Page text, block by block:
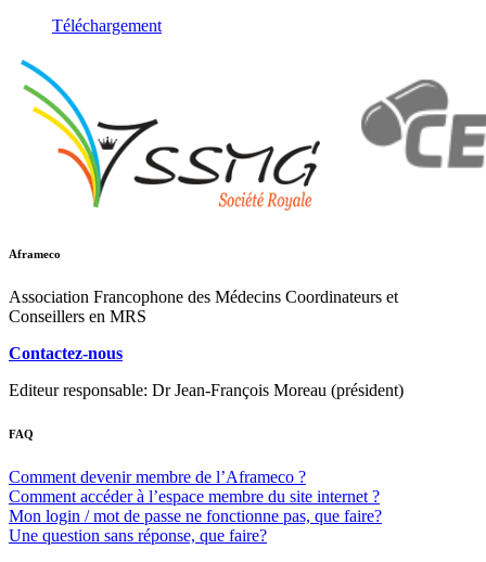
Téléchargement
Aframeco
Association Francophone des Médecins Coordinateurs et
Conseillers en MRS
Contactez-nous
Editeur responsable: Dr Jean-François Moreau (président)
FAQ
Comment devenir membre de l’Aframeco ?
Comment accéder à l’espace membre du site internet ?
Mon login / mot de passe ne fonctionne pas, que faire?
Une question sans réponse, que faire?